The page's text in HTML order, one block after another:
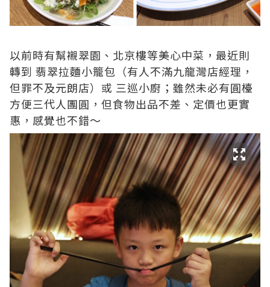
以前時有幫襯翠園、北京樓等美心中菜，最近則
轉到 翡翠拉麵小籠包 （有人不滿九龍灣店經理，
但罪不及元朗店）或 三巡小廚 ；雖然未必有圓檯
方便三代人團圓，但食物出品不差、定價也更實
惠，感覺也不錯～